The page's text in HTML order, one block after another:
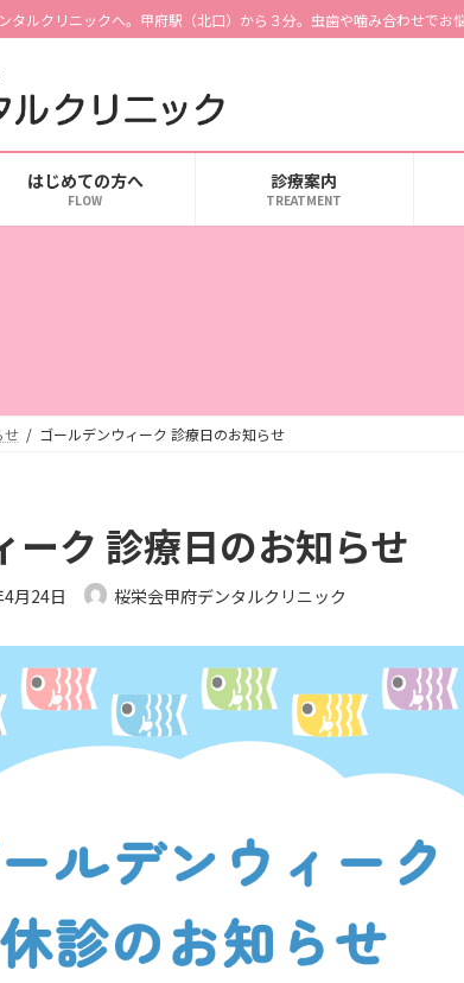
タルクリニックへ。甲府駅（北口）から３分。虫歯や噛み合わせでお
はじめての方へ
FLOW
診療案内
TREATMENT
せ ゴールデンウィーク 診療日のお知らせ
ーク 診療日のお知らせ
月24日 桜栄会甲府デンタルクリニック